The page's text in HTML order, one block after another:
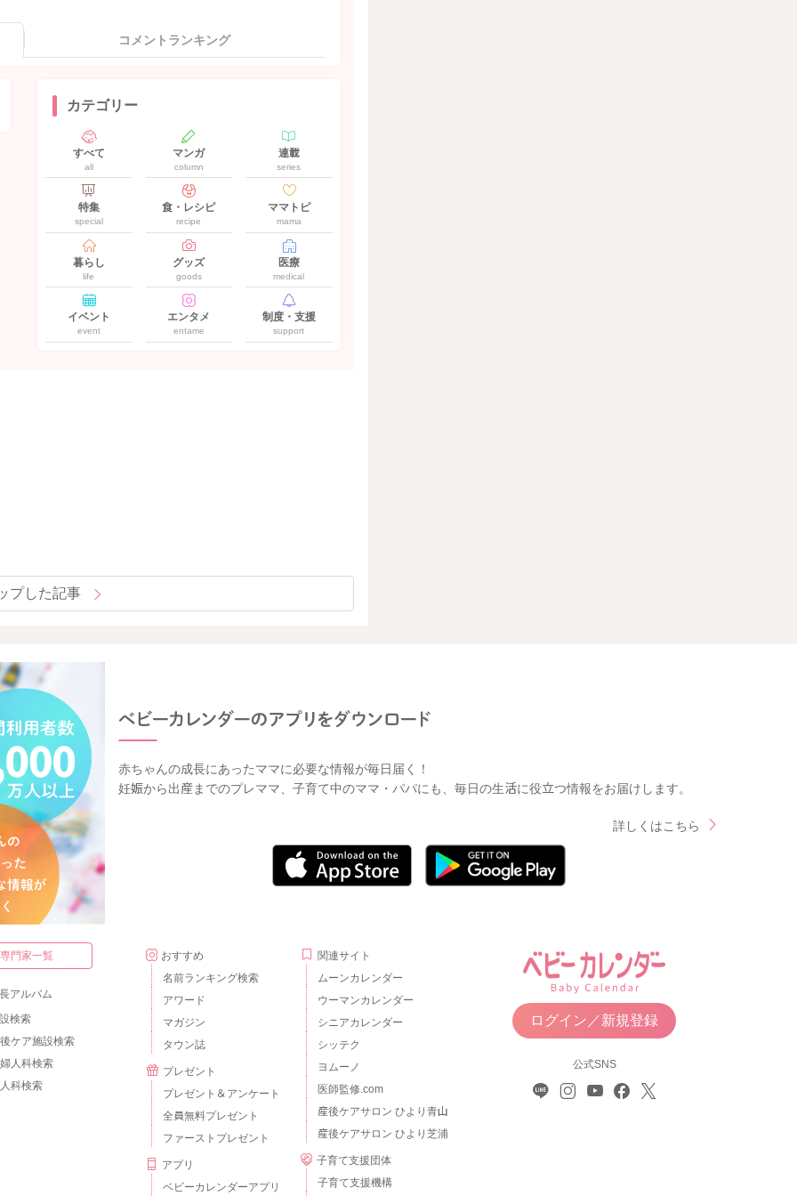
コメントランキング
カテゴリー
すべて
all
マンガ
column
連載
series
特集
special
食・レシピ
recipe
ママトピ
mama
暮らし
life
グッズ
goods
医療
medical
イベント
event
エンタメ
entame
制度・支援
support
プした記事
赤ちゃんの成長にあったママに必要な情報が毎日届く！
妊娠から出産までのプレママ、子育て中のママ・パパにも、毎日の生活に役立つ情報をお届けします。
詳しくはこちら
門家一覧
アルバム
検索
ケア施設検索
人科検索
科検索
おすすめ
名前ランキング検索
アワード
マガジン
タウン誌
プレゼント
プレゼント＆アンケート
全員無料プレゼント
ファーストプレゼント
アプリ
ベビーカレンダーアプリ
関連サイト
ムーンカレンダー
ウーマンカレンダー
シニアカレンダー
シッテク
ヨムーノ
医師監修.com
産後ケアサロン ひより青山
産後ケアサロン ひより芝浦
子育て支援団体
子育て支援機構
ログイン／新規登録
公式SNS